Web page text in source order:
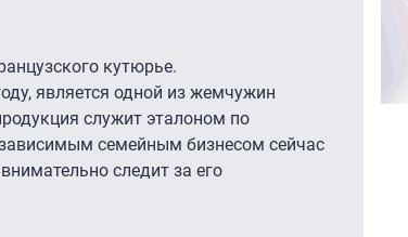
кутюрье.
является одной из жемчужин
служит эталоном по
семейным бизнесом сейчас
следит за его